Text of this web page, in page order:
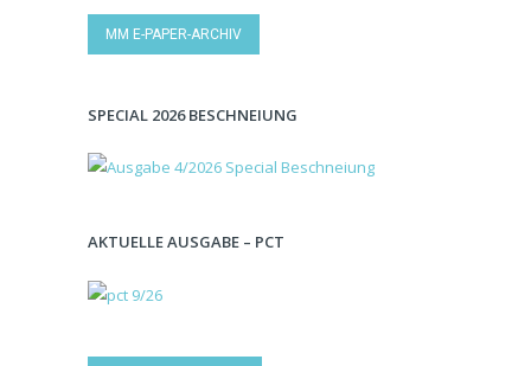
MM E-PAPER-ARCHIV
SPECIAL 2026 BESCHNEIUNG
AKTUELLE AUSGABE – PCT